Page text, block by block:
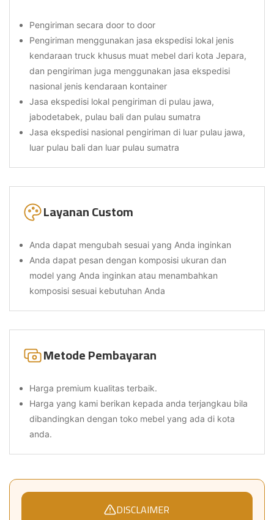
Pengiriman secara door to door
Pengiriman menggunakan jasa ekspedisi lokal jenis
kendaraan truck khusus muat mebel dari kota Jepara,
dan pengiriman juga menggunakan jasa ekspedisi
nasional jenis kendaraan kontainer
Jasa ekspedisi lokal pengiriman di pulau jawa,
jabodetabek, pulau bali dan pulau sumatra
Jasa ekspedisi nasional pengiriman di luar pulau jawa,
luar pulau bali dan luar pulau sumatra
Layanan Custom
Anda dapat mengubah sesuai yang Anda inginkan
Anda dapat pesan dengan komposisi ukuran dan
model yang Anda inginkan atau menambahkan
komposisi sesuai kebutuhan Anda
Metode Pembayaran
Harga premium kualitas terbaik.
Harga yang kami berikan kepada anda terjangkau bila
dibandingkan dengan toko mebel yang ada di kota
anda.
DISCLAIMER